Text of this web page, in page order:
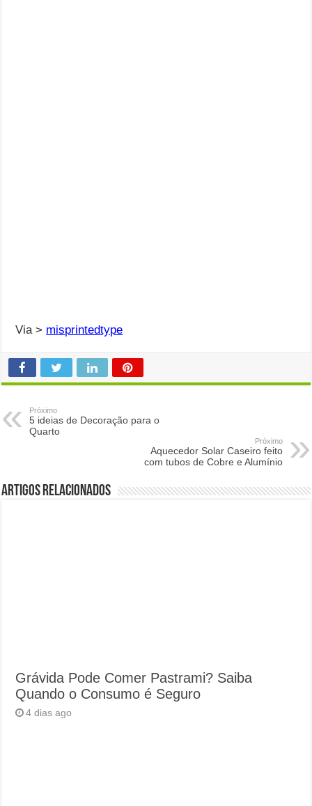
Via > misprintedtype
Próximo
5 ideias de Decoração para o
Quarto
Próximo
Aquecedor Solar Caseiro feito
com tubos de Cobre e Alumínio
Artigos Relacionados
Grávida Pode Comer Pastrami? Saiba
Quando o Consumo é Seguro
4 dias ago